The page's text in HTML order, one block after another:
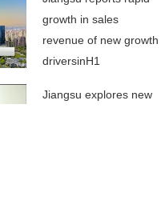
growth in sales
revenue of new growth
driversinH1
Jiangsu explores new